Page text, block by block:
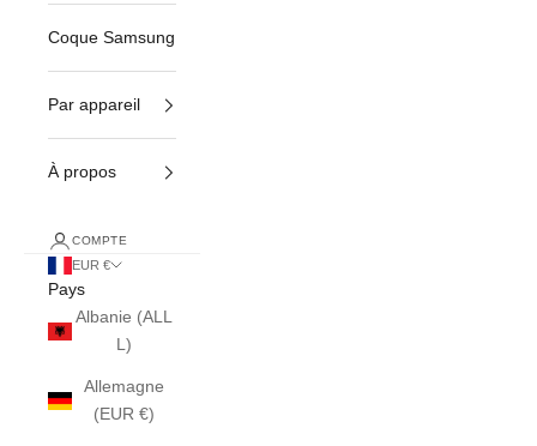
Coque Samsung
Par appareil
À propos
COMPTE
EUR €
Pays
Albanie (ALL
L)
Allemagne
(EUR €)